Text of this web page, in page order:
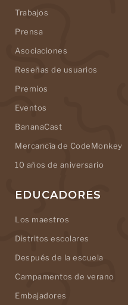
Trabajos
Prensa
Asociaciones
Reseñas de usuarios
Premios
Eventos
BananaCast
Mercancía de CodeMonkey
10 años de aniversario
EDUCADORES
Los maestros
Distritos escolares
Después de la escuela
Campamentos de verano
Embajadores